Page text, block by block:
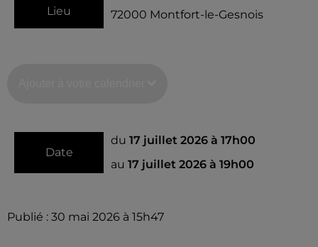
Lieu 72000 Montfort-le-Gesnois
Date
du 17 juillet 2026 à 17h00
au 17 juillet 2026 à 19h00
Publié : 30 mai 2026 à 15h47